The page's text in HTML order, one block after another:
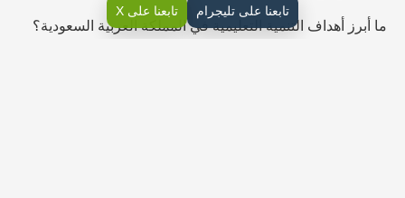
ما أبرز أهداف التنمية التعليمية في المملكة العربية السعودية؟
تابعنا على تليجرام تابعنا على X